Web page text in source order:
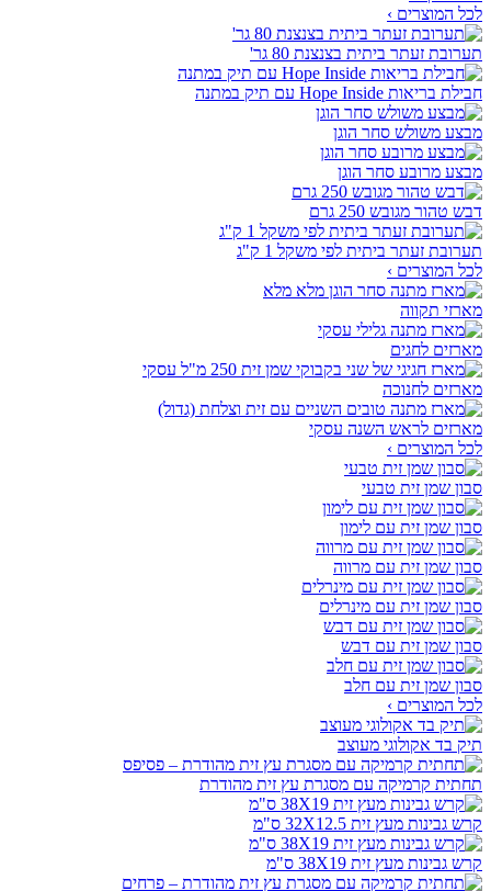
לכל המוצרים ›
תערובת זעתר ביתית בצנצנת 80 גר'
חבילת בריאות Hope Inside עם תיק במתנה
מבצע משולש סחר הוגן
מבצע מרובע סחר הוגן
דבש טהור מגובש 250 גרם
תערובת זעתר ביתית לפי משקל 1 ק"ג
לכל המוצרים ›
מארזי תקווה
מארזים לחגים
מארזים לחנוכה
מארזים לראש השנה עסקי
לכל המוצרים ›
סבון שמן זית טבעי
סבון שמן זית עם לימון
סבון שמן זית עם מרווה
סבון שמן זית עם מינרלים
סבון שמן זית עם דבש
סבון שמן זית עם חלב
לכל המוצרים ›
תיק בד אקולוגי מעוצב
תחתית קרמיקה עם מסגרת עץ זית מהודרת
קרש גבינות מעץ זית 32X12.5 ס"מ
קרש גבינות מעץ זית 38X19 ס"מ